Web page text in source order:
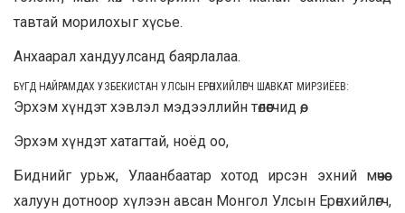
тавтай морилохыг хүсье.
Анхаарал хандуулсанд баярлалаа.
БҮГД НАЙРАМДАХ УЗБЕКИСТАН УЛСЫН ЕРӨНХИЙЛӨГЧ ШАВКАТ МИРЗИЁЕВ:
Эрхэм хүндэт хэвлэл мэдээллийн төлөөгчид өө,
Эрхэм хүндэт хатагтай, ноёд оо,
Биднийг урьж, Улаанбаатар хотод ирсэн эхний мөчөөс
халуун дотноор хүлээн авсан Монгол Улсын Ерөнхийлөгч,